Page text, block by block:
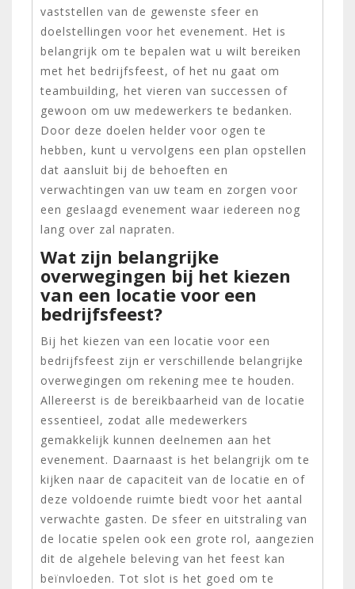
vaststellen van de gewenste sfeer en
doelstellingen voor het evenement. Het is
belangrijk om te bepalen wat u wilt bereiken
met het bedrijfsfeest, of het nu gaat om
teambuilding, het vieren van successen of
gewoon om uw medewerkers te bedanken.
Door deze doelen helder voor ogen te
hebben, kunt u vervolgens een plan opstellen
dat aansluit bij de behoeften en
verwachtingen van uw team en zorgen voor
een geslaagd evenement waar iedereen nog
lang over zal napraten.
Wat zijn belangrijke
overwegingen bij het kiezen
van een locatie voor een
bedrijfsfeest?
Bij het kiezen van een locatie voor een
bedrijfsfeest zijn er verschillende belangrijke
overwegingen om rekening mee te houden.
Allereerst is de bereikbaarheid van de locatie
essentieel, zodat alle medewerkers
gemakkelijk kunnen deelnemen aan het
evenement. Daarnaast is het belangrijk om te
kijken naar de capaciteit van de locatie en of
deze voldoende ruimte biedt voor het aantal
verwachte gasten. De sfeer en uitstraling van
de locatie spelen ook een grote rol, aangezien
dit de algehele beleving van het feest kan
beïnvloeden. Tot slot is het goed om te